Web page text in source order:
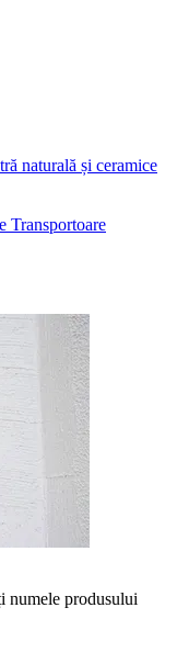
naturală și ceramice
Transportoare
numele produsului